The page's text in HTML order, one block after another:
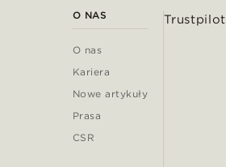
O NAS
O nas
Kariera
Nowe artykuły
Prasa
CSR
Trustpilot